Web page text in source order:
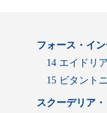
フォース・イ
14 エイドリ
15 ビタント
スクーデリア